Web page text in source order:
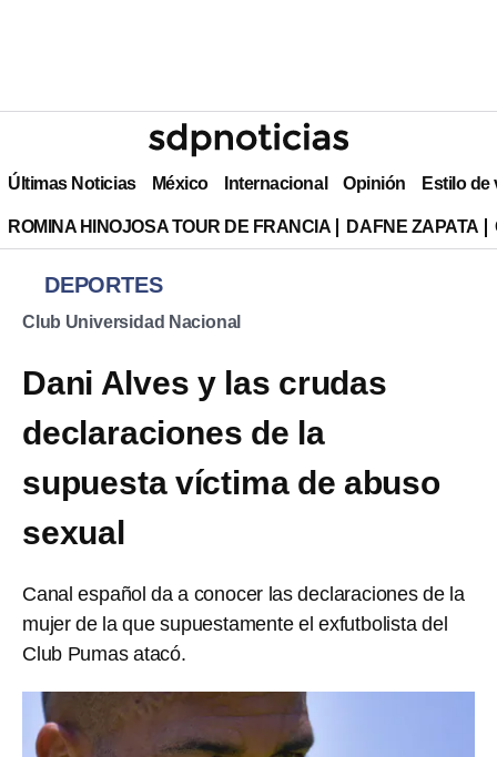
Últimas Noticias México Internacional Opinión Estilo de
ROMINA HINOJOSA TOUR DE FRANCIA DAFNE ZAPATA
DEPORTES
Club Universidad Nacional
Dani Alves y las crudas
declaraciones de la
supuesta víctima de abuso
sexual
Canal español da a conocer las declaraciones de la
mujer de la que supuestamente el exfutbolista del
Club Pumas atacó.